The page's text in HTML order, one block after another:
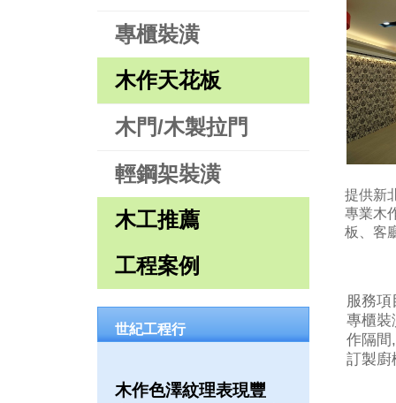
專櫃裝潢
木作天花板
木門/木製拉門
輕鋼架裝潢
木工推薦
工程案例
世紀工程行
木作色澤紋理表現豐
提供新
專業木
板、客
服務項
專櫃裝
作隔間
訂製廚